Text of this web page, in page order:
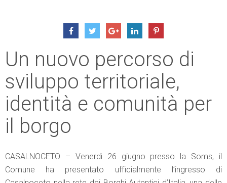
Un nuovo percorso di
sviluppo territoriale,
identità e comunità per
il borgo
CASALNOCETO – Venerdì 26 giugno presso la Soms, il
Comune ha presentato ufficialmente l’ingresso di